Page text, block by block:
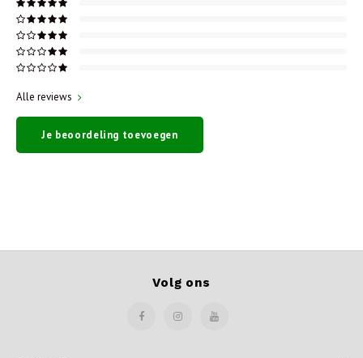
Alle reviews
Je beoordeling toevoegen
Volg ons